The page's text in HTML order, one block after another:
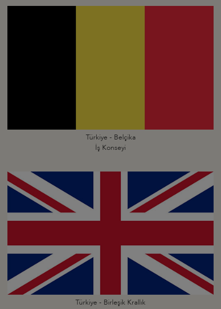
Türkiye - Belçika
İş Konseyi
Türkiye - Birleşik Krallık